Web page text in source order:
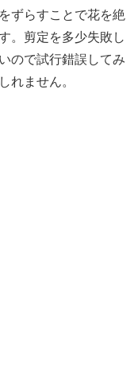
ずらすことで花を絶
。剪定を多少失敗し
ので試行錯誤してみ
れません。